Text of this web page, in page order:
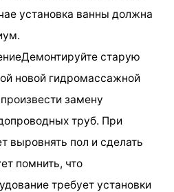
установка ванны должна
старую
новой гидромассажной
замену
труб. При
выровнять пол и сделать
помнить, что
требует установки